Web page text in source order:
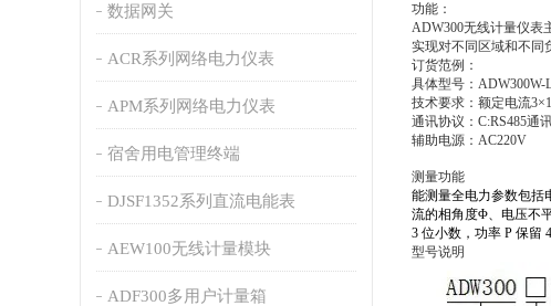
数据网关
ACR系列网络电力仪表
APM系列网络电力仪表
宿舍用电管理终端
DJSF1352系列直流电能表
AEW100无线计量模块
ADF300多用户计量箱
功能：
ADW300无线计量仪表
实现对不同区域和不同
订货范例：
具体型号：ADW300W-
技术要求：额定电流
通讯协议：C:RS485通
辅助电源：AC220V
测量功能
能测量全电力参数包括
流的相角度Φ、电压不
3 位小数，功率 P 保留
型号说明